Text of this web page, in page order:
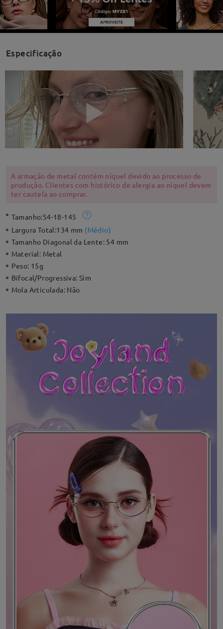
Especificação
A armação de metal contém níquel devido ao processo de
produção. Clientes com histórico de alergia ao níquel devem
ter cautela ao comprar.
Tamanho:54-18-145
Largura Total:134 mm (Médio)
Tamanho Diagonal da Lente: 54 mm
Material: Metal
Peso: 15g
Bifocal/Progressiva:Sim
Mola Articulada: Não